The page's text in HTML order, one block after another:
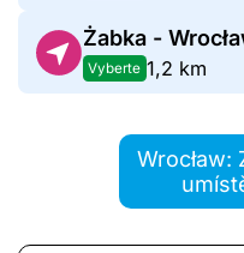
Żabka -
Vyberte 1,2 km
Wrocław: